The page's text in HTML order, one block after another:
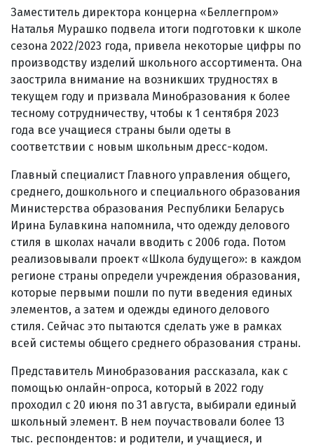
Заместитель директора концерна «Беллегпром»
Наталья Мурашко подвела итоги подготовки к школе
сезона 2022/2023 года, привела некоторые цифры по
производству изделий школьного ассортимента. Она
заострила внимание на возникших трудностях в
текущем году и призвала Минобразования к более
тесному сотрудничеству, чтобы к 1 сентября 2023
года все учащиеся страны были одеты в
соответствии с новым школьным дресс-кодом.
Главный специалист Главного управления общего,
среднего, дошкольного и специального образования
Министерства образования Республики Беларусь
Ирина Булавкина напомнила, что одежду делового
стиля в школах начали вводить с 2006 года. Потом
реализовывали проект «Школа будущего»: в каждом
регионе страны определи учреждения образования,
которые первыми пошли по пути введения единых
элементов, а затем и одежды единого делового
стиля. Сейчас это пытаются сделать уже в рамках
всей системы общего среднего образования страны.
Представитель Минобразования рассказала, как с
помощью онлайн-опроса, который в 2022 году
проходил с 20 июня по 31 августа, выбирали единый
школьный элемент. В нем поучаствовали более 13
тыс. респондентов: и родители, и учащиеся, и